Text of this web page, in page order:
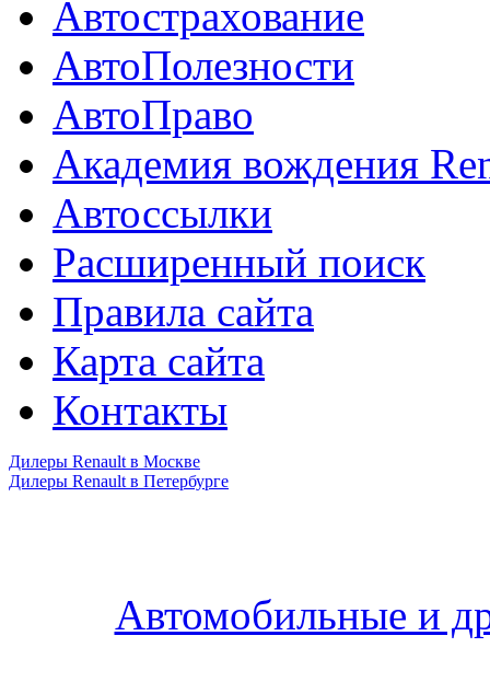
Автострахование
АвтоПолезности
АвтоПраво
Академия вождения
Автоссылки
Расширенный поиск
Правила сайта
Карта сайта
Контакты
Дилеры Renault в Москве
Дилеры Renault в Петербурге
Автомобильные и